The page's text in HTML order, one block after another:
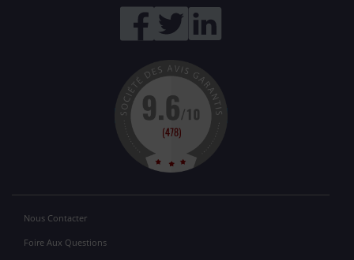
Nous Contacter
Foire Aux Questions